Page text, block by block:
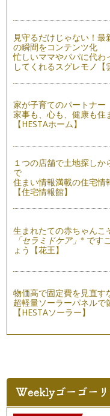
梅雨の季節になりまし
時間整理術
ママって忙しいですよ
夜泣きで寝不足・・・ …
「思い出の品」全部必要
「思い出の品」 誰にで
いけれど、捨てら…
梅雨時期の湿気対策
春を迎え、ゴールデン
たね。この時期は特に
クローゼットの整理収
クローゼットの整理収
クローゼットの整理収
前回は、クローゼット
クローゼットの整理収
少しずつではあります
になりました。 暖かく
子供のお片づけ促進法②
子供のお片づけ促進法①
子供は散らかすことが
あっという間に部屋を
見守るだけじゃない！最
の瞬間をコンテンツ化
忙しいママやパパに代わ
してくれるスグレモノ【
家が子育てのパートナー
家事も、心も、健康も住
【HESTAホーム】
１つの店舗で土地探しか
で
住まい情報満載の住宅情
【住宅情報館】
生まれたての赤ちゃんこ
「セラミドケア」※ です
ょう【花王】
物価高で固定費を見直す
超軽量ソーラーパネルで
【HESTAソーラー】